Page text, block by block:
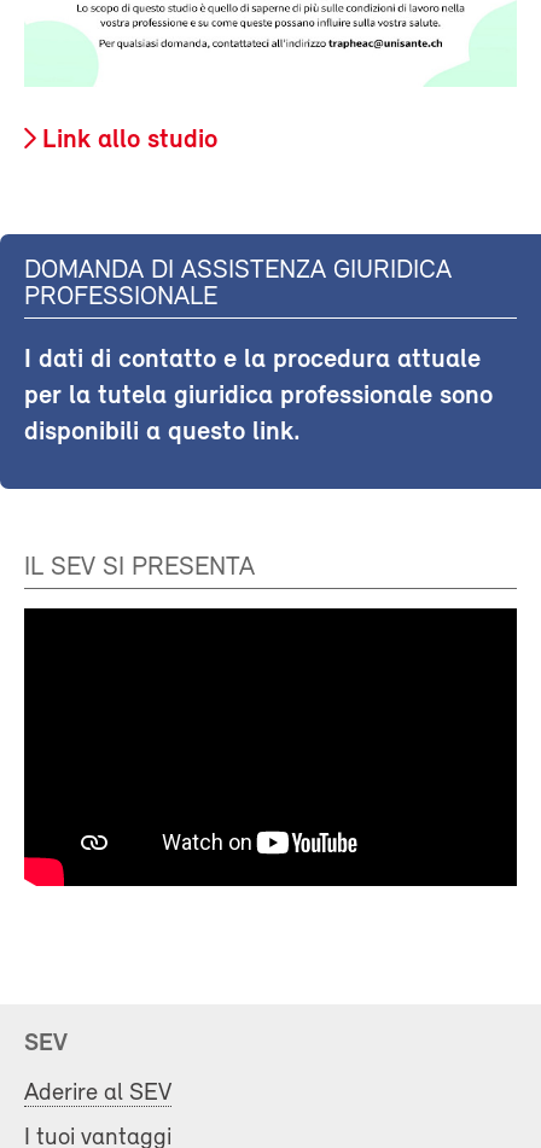
Link allo studio
DOMANDA DI ASSISTENZA GIURIDICA
PROFESSIONALE
I dati di contatto e la procedura attuale
per la tutela giuridica professionale sono
disponibili a questo link.
IL SEV SI PRESENTA
SEV
Aderire al SEV
I tuoi vantaggi